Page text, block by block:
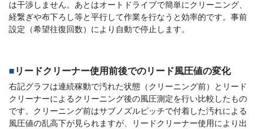
は干渉しません。あとはオートドライブで簡単にクリーニング、
経繋ぎや布下ろし等と平行して作業を行なうと効率的です。事前
設定（希望往復回数）により自動で停止します。
リードクリーナー使用前後でのリード風圧値の変化
右記グラフは連続稼動で汚れた状態（クリーニング前）とリード
クリーナーによるクリーニング後の風圧測定を行い比較したもの
です。クリーニング前はサブノズルピッチで付着した汚れによる
風圧値の乱高下が見られますが、リードクリーナー使用により出